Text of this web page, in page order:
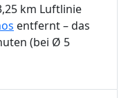
km Luftlinie
entfernt – das
(bei Ø 5